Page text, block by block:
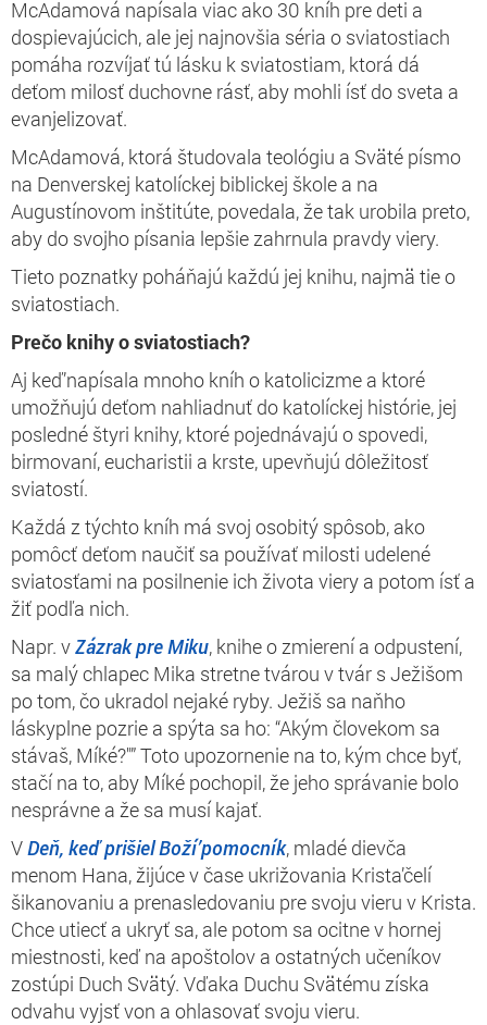
McAdamová napísala viac ako 30 kníh pre deti a
dospievajúcich, ale jej najnovšia séria o sviatostiach
pomáha rozvíjať tú lásku k sviatostiam, ktorá dá
deťom milosť duchovne rásť, aby mohli ísť do sveta a
evanjelizovať.
McAdamová, ktorá študovala teológiu a Sväté písmo
na Denverskej katolíckej biblickej škole a na
Augustínovom inštitúte, povedala, že tak urobila preto,
aby do svojho písania lepšie zahrnula pravdy viery.
Tieto poznatky poháňajú každú jej knihu, najmä tie o
sviatostiach.
Prečo knihy o sviatostiach?
Aj keď’napísala mnoho kníh o katolicizme a ktoré
umožňujú deťom nahliadnuť do katolíckej histórie, jej
posledné štyri knihy, ktoré pojednávajú o spovedi,
birmovaní, eucharistii a krste, upevňujú dôležitosť
sviatostí.
Každá z týchto kníh má svoj osobitý spôsob, ako
pomôcť deťom naučiť sa používať milosti udelené
sviatosťami na posilnenie ich života viery a potom ísť a
žiť podľa nich.
Napr. vZázrak pre Miku, knihe o zmierení a odpustení,
sa malý chlapec Mika stretne tvárou v tvár s Ježišom
po tom, čo ukradol nejaké ryby. Ježiš sa naňho
láskyplne pozrie a spýta sa ho: “Akým človekom sa
stávaš, Míké?"” Toto upozornenie na to, kým chce byť,
stačí na to, aby Míké pochopil, že jeho správanie bolo
nesprávne a že sa musí kajať.
VDeň, keď prišiel Boží’pomocník, mladé dievča
menom Hana, žijúce v čase ukrižovania Krista’čelí
šikanovaniu a prenasledovaniu pre svoju vieru v Krista.
Chce utiecť a ukryť sa, ale potom sa ocitne v hornej
miestnosti, keď na apoštolov a ostatných učeníkov
zostúpi Duch Svätý. Vďaka Duchu Svätému získa
odvahu vyjsť von a ohlasovať svoju vieru.